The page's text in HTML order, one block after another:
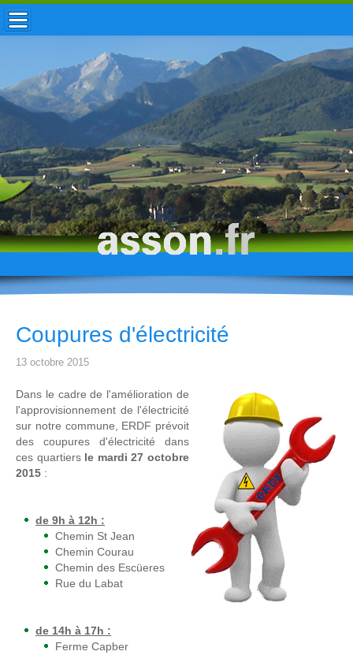
ACCUEIL / INFOS
MUNICIPALITÉ
VIE LOCALE
ENFANCE
TOURISME
HISTOIRE
Coupures d'électricité
13 octobre 2015
Dans le cadre de l'amélioration de
l'approvisionnement de l'électricité
sur notre commune, ERDF prévoit
des coupures d'électricité dans
ces quartiers le mardi 27 octobre
2015 :
de 9h à 12h :
Chemin St Jean
Chemin Courau
Chemin des Escüeres
Rue du Labat
de 14h à 17h :
Ferme Capber